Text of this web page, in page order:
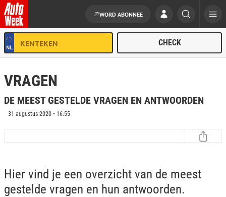
Ga naar de inhoud
WORD ABONNEE
VRAGEN
DE MEEST GESTELDE VRAGEN EN ANTWOORDEN
31 augustus 2020 • 16:55
Hier vind je een overzicht van de meest
gestelde vragen en hun antwoorden.